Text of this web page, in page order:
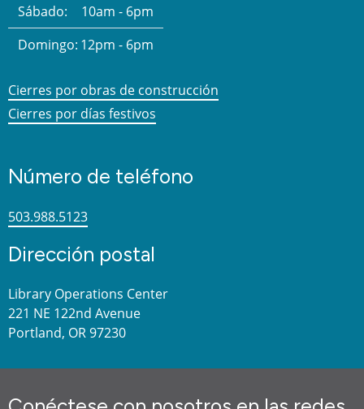
Sábado:
10am - 6pm
Domingo: 12pm - 6pm
Cierres por obras de construcción
Cierres por días festivos
Número de teléfono
503.988.5123
Dirección postal
Library Operations Center
221 NE 122nd Avenue
Portland, OR 97230